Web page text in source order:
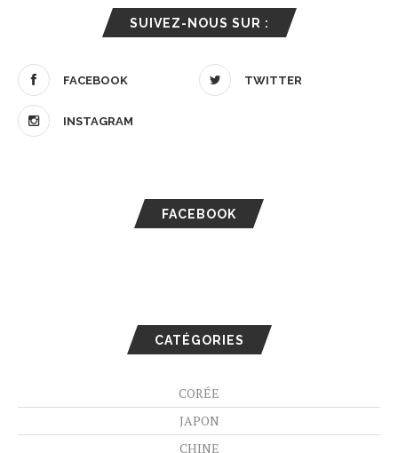
SUIVEZ-NOUS SUR :
FACEBOOK TWITTER
INSTAGRAM
FACEBOOK
CATÉGORIES
CORÉE
JAPON
CHINE